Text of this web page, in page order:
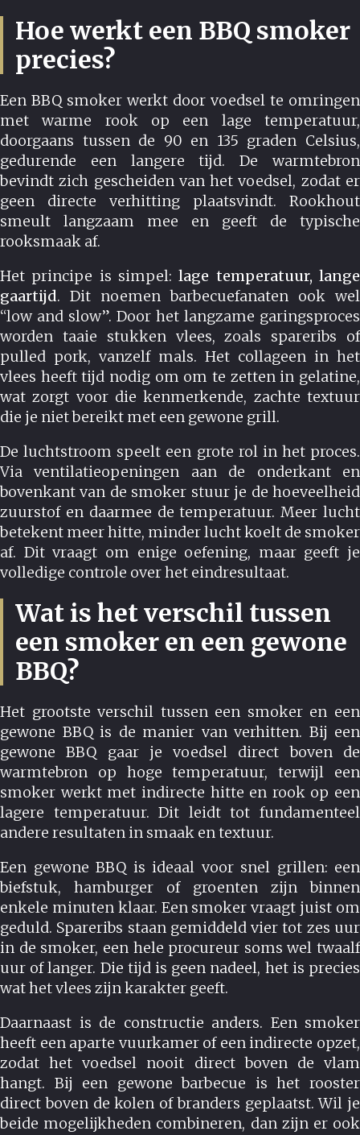
Hoe werkt een BBQ smoker
precies?
Een BBQ smoker werkt door voedsel te omringen
met warme rook op een lage temperatuur,
doorgaans tussen de 90 en 135 graden Celsius,
gedurende een langere tijd. De warmtebron
bevindt zich gescheiden van het voedsel, zodat er
geen directe verhitting plaatsvindt. Rookhout
smeult langzaam mee en geeft de typische
rooksmaak af.
Het principe is simpel:lage temperatuur, lange
gaartijd. Dit noemen barbecuefanaten ook wel
“low and slow”. Door het langzame garingsproces
worden taaie stukken vlees, zoals spareribs of
pulled pork, vanzelf mals. Het collageen in het
vlees heeft tijd nodig om om te zetten in gelatine,
wat zorgt voor die kenmerkende, zachte textuur
die je niet bereikt met een gewone grill.
De luchtstroom speelt een grote rol in het proces.
Via ventilatieopeningen aan de onderkant en
bovenkant van de smoker stuur je de hoeveelheid
zuurstof en daarmee de temperatuur. Meer lucht
betekent meer hitte, minder lucht koelt de smoker
af. Dit vraagt om enige oefening, maar geeft je
volledige controle over het eindresultaat.
Wat is het verschil tussen
een smoker en een gewone
BBQ?
Het grootste verschil tussen een smoker en een
gewone BBQ is de manier van verhitten. Bij een
gewone BBQ gaar je voedsel direct boven de
warmtebron op hoge temperatuur, terwijl een
smoker werkt met indirecte hitte en rook op een
lagere temperatuur. Dit leidt tot fundamenteel
andere resultaten in smaak en textuur.
Een gewone BBQ is ideaal voor snel grillen: een
biefstuk, hamburger of groenten zijn binnen
enkele minuten klaar. Een smoker vraagt juist om
geduld. Spareribs staan gemiddeld vier tot zes uur
in de smoker, een hele procureur soms wel twaalf
uur of langer. Die tijd is geen nadeel, het is precies
wat het vlees zijn karakter geeft.
Daarnaast is de constructie anders. Een smoker
heeft een aparte vuurkamer of een indirecte opzet,
zodat het voedsel nooit direct boven de vlam
hangt. Bij een gewone barbecue is het rooster
direct boven de kolen of branders geplaatst. Wil je
beide mogelijkheden combineren, dan zijn er ook